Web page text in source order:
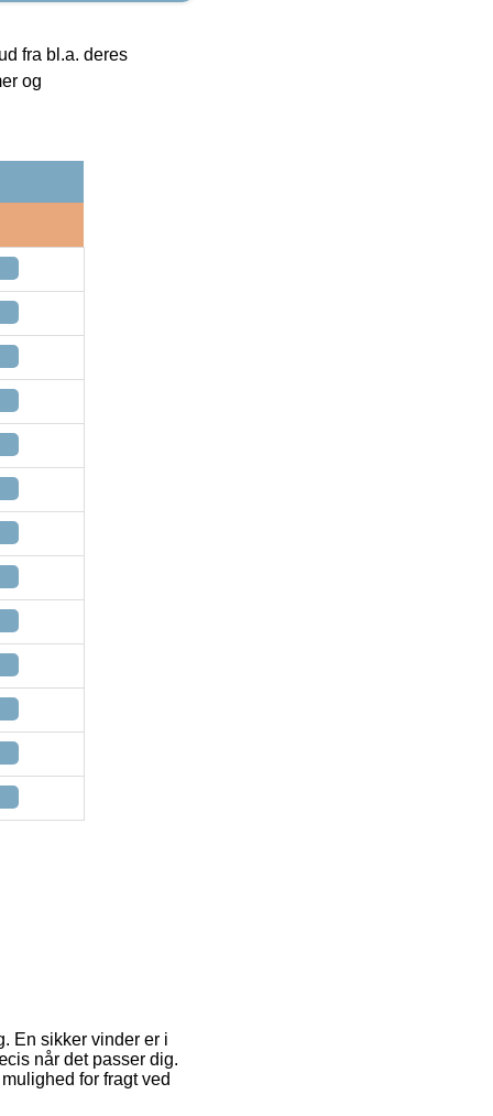
fra bl.a. deres
og
En sikker vinder er i
når det passer dig.
for fragt ved